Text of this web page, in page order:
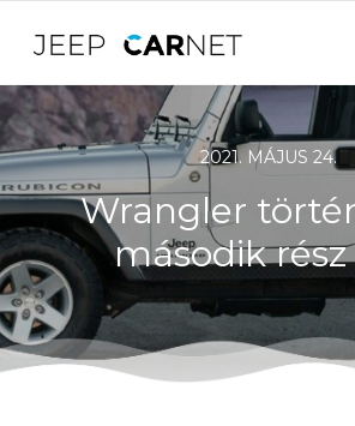
2021. MÁJUS 24.
Wrangler
második rész